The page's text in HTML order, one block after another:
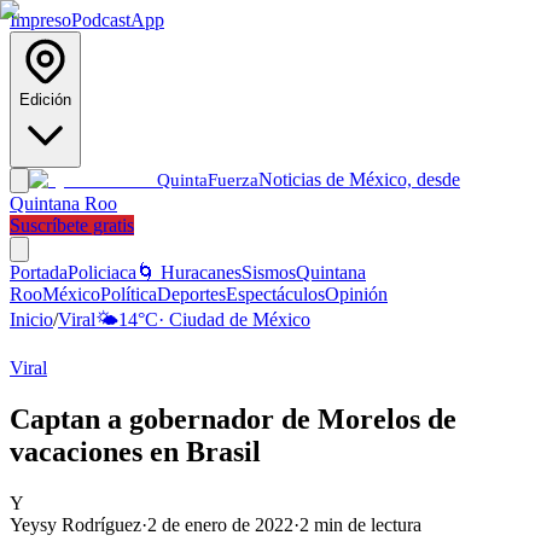
ImpresoPodcastApp
Edición
QuintaFuerzaNoticias de México, desde
Quintana Roo
Suscríbete gratis
PortadaPoliciaca 🌀 HuracanesSismosQuintana
RooMéxicoPolíticaDeportesEspectáculosOpinión
Inicio/Viral🌤️14°C· Ciudad de México
Viral
Captan a gobernador de Morelos de
vacaciones en Brasil
Y
Yeysy Rodríguez·2 de enero de 2022·2 min de lectura